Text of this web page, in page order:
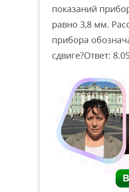
показаний
равно 3,8 мм.
прибора
сдвиге?Ответ: